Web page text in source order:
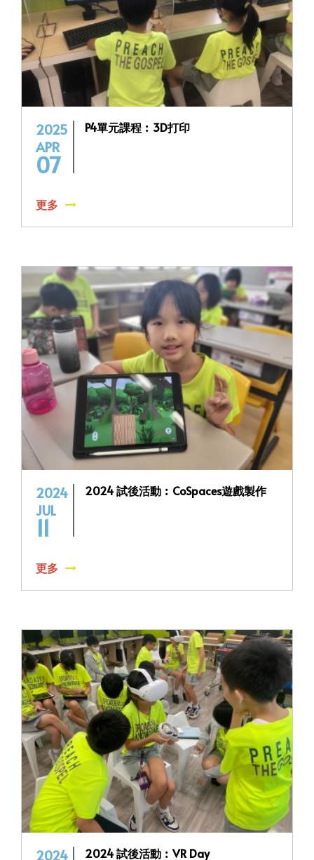
2025
APR
07
P4單元課程︰3D打印
更多
2024
JUL
11
2024 試後活動︰CoSpaces遊戲製作
更多
2024 2024 試後活動︰VR Day